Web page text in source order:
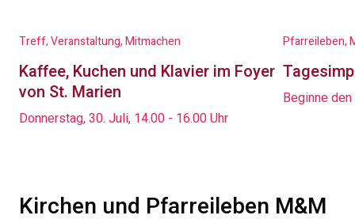
Treff, Veranstaltung, Mitmachen
Kaffee, Kuchen und Klavier im Foyer
von St. Marien
Donnerstag, 30. Juli, 14.00 - 16.00 Uhr
Pfarreileben,
Beginne
Kirchen und Pfarreileben M&M